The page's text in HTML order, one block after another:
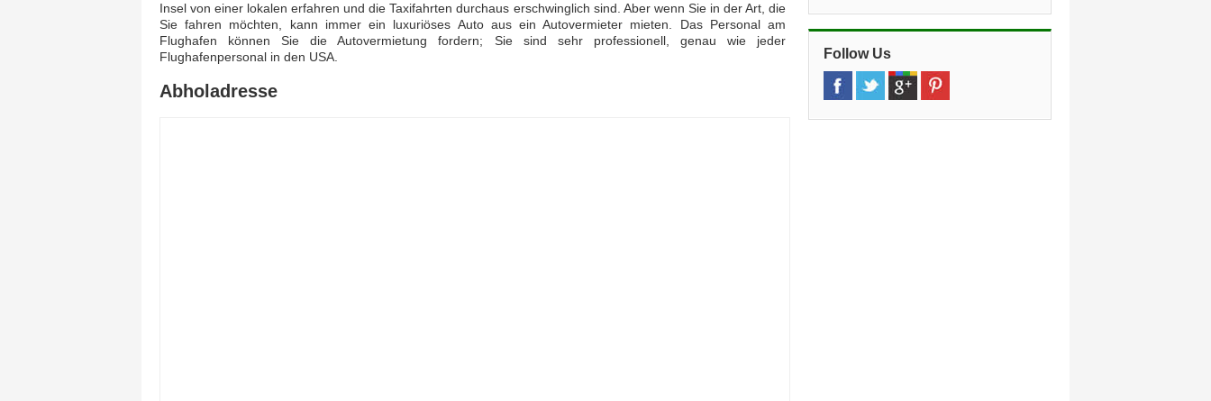
Insel von einer lokalen erfahren und die Taxifahrten durchaus erschwinglich sind. Aber wenn Sie in der Art, die
Sie fahren möchten, kann immer ein luxuriöses Auto aus ein Autovermieter mieten. Das Personal am
Flughafen können Sie die Autovermietung fordern; Sie sind sehr professionell, genau wie jeder
Flughafenpersonal in den USA.
Abholadresse
»Hawaii Hilton Waikoloa(26,3 km)
69 425 Waikoloa Beach Dr, Waikoloa,
96738, Hi, Hawaii
»Fairmont Orchid Mauna
1 N Kaniku Drive, Of Hawaii (kohala
hapuna), Kohala, 96743, Hi, Hawaii
»Waikoloa Hawaii(35,5 km)
Follow Us